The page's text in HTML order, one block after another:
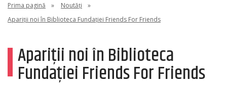
Prima pagină » Noutăți
»
Apariții noi în Biblioteca Fundației Friends For Friends
Apariții noi în Biblioteca
Fundației Friends For Friends